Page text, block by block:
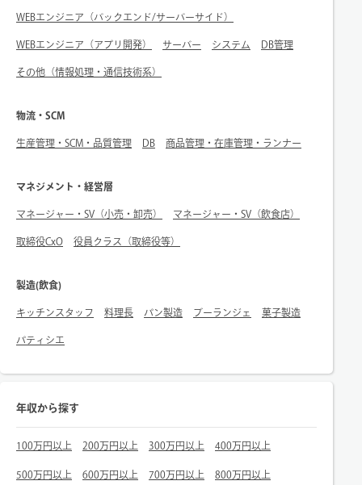
WEBエンジニア（バックエンド/サーバーサイド）
WEBエンジニア（アプリ開発） サーバー システム DB管理
その他（情報処理・通信技術系）
物流・SCM
生産管理・SCM・品質管理 DB 商品管理・在庫管理・ランナー
マネジメント・経営層
マネージャー・SV（小売・卸売） マネージャー・SV（飲食店）
取締役CxO 役員クラス（取締役等）
製造(飲食)
キッチンスタッフ 料理長 パン製造 ブーランジェ 菓子製造
パティシエ
年収から探す
100万円以上 200万円以上 300万円以上 400万円以上
500万円以上 600万円以上 700万円以上 800万円以上